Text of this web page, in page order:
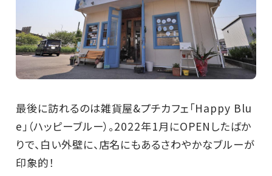
最後に訪れるのは雑貨屋&プチカフェ「Happy Blu
e」（ハッピーブルー）。2022年1月にOPENしたばか
りで、白い外壁に、店名にもあるさわやかなブルーが
印象的！